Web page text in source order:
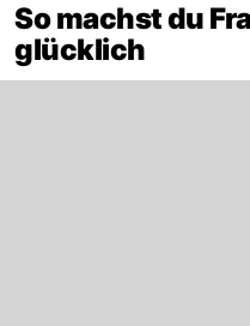
So machst du
glücklich